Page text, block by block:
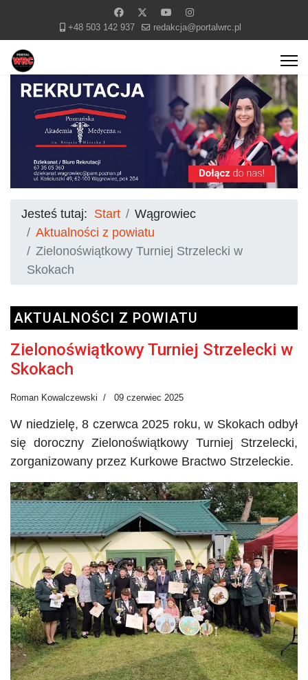
+48 503 142 937 redakcja@portalwrc.pl
Jesteś tutaj: Start
Wągrowiec
Aktualności z powiatu
Zielonoświątkowy Turniej Strzelecki w
Skokach
AKTUALNOŚCI Z POWIATU
Zielonoświątkowy Turniej Strzelecki w
Skokach
Roman Kowalczewski 09 czerwiec 2025
W niedzielę, 8 czerwca 2025 roku, w Skokach odbył
się doroczny Zielonoświątkowy Turniej Strzelecki,
zorganizowany przez Kurkowe Bractwo Strzeleckie.